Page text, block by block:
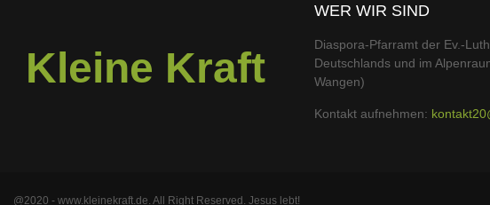
Kleine Kraft
WER WIR SIND
Diaspora-Pfarramt der Ev.-
Deutschlands und im
Wangen)
Kontakt aufnehmen:
@2020 - www.kleinekraft.de. All Right Reserved. Jesus lebt!